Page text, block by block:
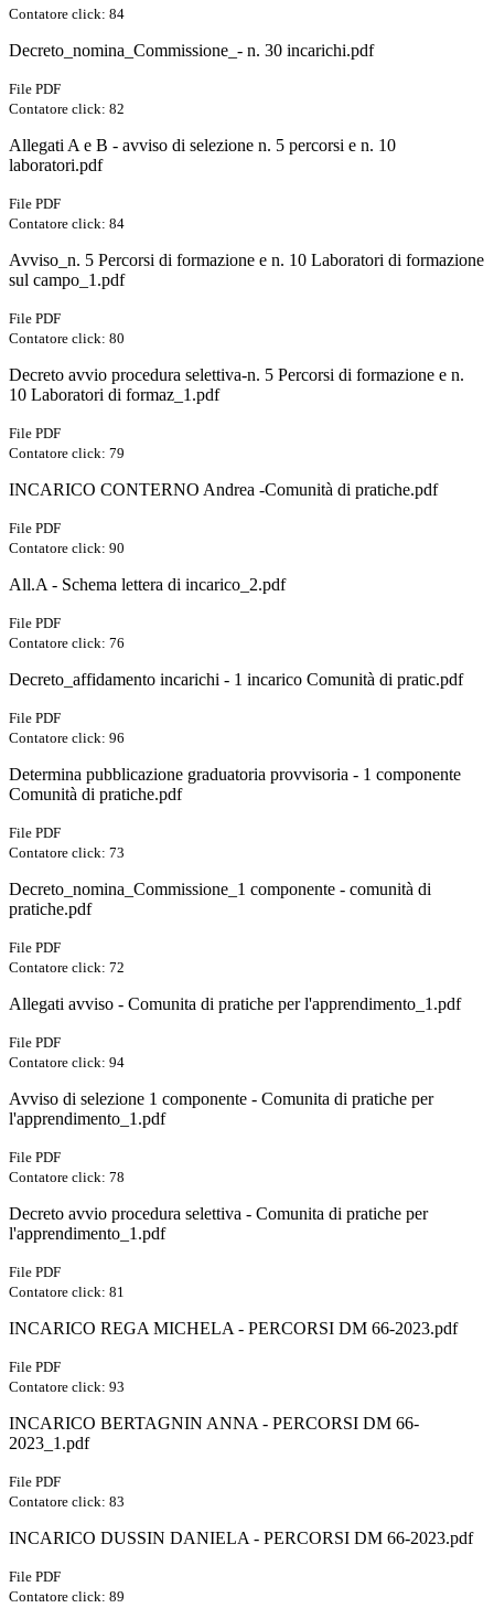
Contatore click: 84
Decreto_nomina_Commissione_- n. 30 incarichi.pdf
File PDF
Contatore click: 82
Allegati A e B - avviso di selezione n. 5 percorsi e n. 10
laboratori.pdf
File PDF
Contatore click: 84
Avviso_n. 5 Percorsi di formazione e n. 10 Laboratori di formazione
sul campo_1.pdf
File PDF
Contatore click: 80
Decreto avvio procedura selettiva-n. 5 Percorsi di formazione e n.
10 Laboratori di formaz_1.pdf
File PDF
Contatore click: 79
INCARICO CONTERNO Andrea -Comunità di pratiche.pdf
File PDF
Contatore click: 90
All.A - Schema lettera di incarico_2.pdf
File PDF
Contatore click: 76
Decreto_affidamento incarichi - 1 incarico Comunità di pratic.pdf
File PDF
Contatore click: 96
Determina pubblicazione graduatoria provvisoria - 1 componente
Comunità di pratiche.pdf
File PDF
Contatore click: 73
Decreto_nomina_Commissione_1 componente - comunità di
pratiche.pdf
File PDF
Contatore click: 72
Allegati avviso - Comunita di pratiche per l'apprendimento_1.pdf
File PDF
Contatore click: 94
Avviso di selezione 1 componente - Comunita di pratiche per
l'apprendimento_1.pdf
File PDF
Contatore click: 78
Decreto avvio procedura selettiva - Comunita di pratiche per
l'apprendimento_1.pdf
File PDF
Contatore click: 81
INCARICO REGA MICHELA - PERCORSI DM 66-2023.pdf
File PDF
Contatore click: 93
INCARICO BERTAGNIN ANNA - PERCORSI DM 66-
2023_1.pdf
File PDF
Contatore click: 83
INCARICO DUSSIN DANIELA - PERCORSI DM 66-2023.pdf
File PDF
Contatore click: 89